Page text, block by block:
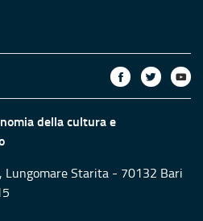
della cultura e
Lungomare Starita - 70132 Bari